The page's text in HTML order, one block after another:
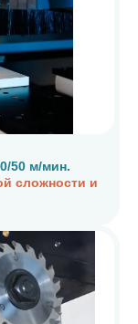
50 м/мин.
сложности и